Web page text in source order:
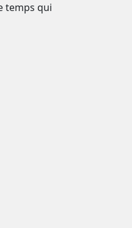
temps qui